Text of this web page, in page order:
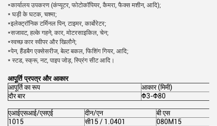
*कार्यालय उपकरण (कंप्यूटर, फोटोकॉपियर, कैमरा, फैक्स मशीन, आदि);
* घड़ी के घटक, चश्मा;
*इलेक्ट्रॉनिक टर्मिनल पिन, टाइमर, कार्बोरेटर;
*सजावट, हल्के गहने, कार, मोटरसाइकिल, चेन;
*स्वच्छ कार स्वीपर और खिलौने;
*पेन, हैंडबैग एक्सेसरीज, बेल्ट बकल, फिशिंग गियर, आदि;
* स्टड, स्क्रू, नट, पाइप जोड़, स्प्रिंग सीट आदि।
आपूर्ति प्रपत्र और आकार
आपूर्ति का रूप
आकार (मिमी)
दौर बार
Φ3-Φ80
एआईएसआई/एसएई दीन/एन
बी एस
1015
सी15 / 1.0401
080M15